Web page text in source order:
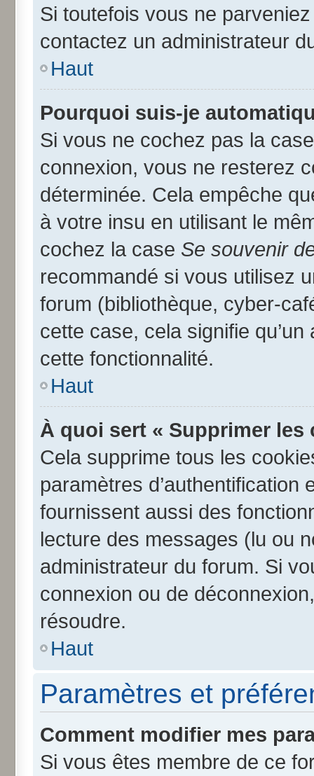
Si toutefois vous ne
contactez un administrateur
Haut
Pourquoi suis-je
Si vous ne cochez pas la
connexion, vous ne resterez
déterminée. Cela empêche
à votre insu en utilisant le
cochez la case Se souvenir
recommandé si vous utilisez
forum (bibliothèque, cyber-
cette case, cela signifie
cette fonctionnalité.
Haut
À quoi sert « Supprimer
Cela supprime tous les
paramètres
fournissent aussi des
lecture des messages (lu ou
administrateur du forum. Si
connexion ou de
résoudre.
Haut
Paramètres et
Comment modifier mes
Si vous êtes membre de ce